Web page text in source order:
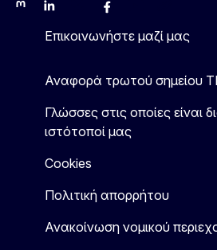
MastodonLinkedInBlueskyFacebook
Επικοινωνήστε μαζί μας
Αναφορά τρωτού σημείου
Γλώσσες στις οποίες είναι
ιστότοποί μας
Cookies
Πολιτική απορρήτου
Ανακοίνωση νομικού